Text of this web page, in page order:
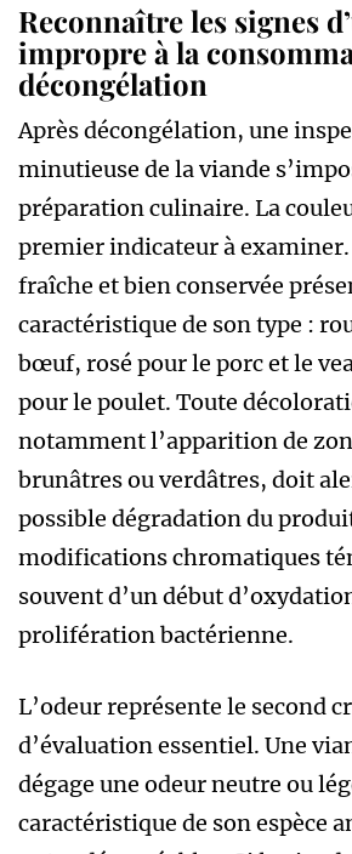
Reconnaître les signes
impropre à la
décongélation
Après décongélation, une
minutieuse de la viande
préparation culinaire. La
premier indicateur à examiner.
fraîche et bien conservée
caractéristique de son type :
bœuf, rosé pour le porc et le
pour le poulet. Toute
notamment l’apparition de
brunâtres ou verdâtres, doit
possible dégradation du
modifications chromatiques
souvent d’un début
prolifération bactérienne.
L’odeur représente le second
d’évaluation essentiel. Une
dégage une odeur neutre ou
caractéristique de son espèce